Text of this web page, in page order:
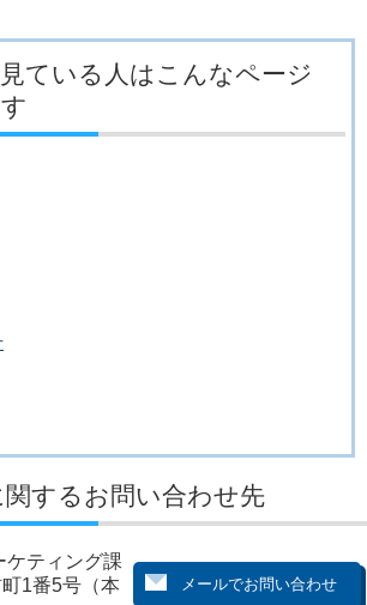
ている人はこんなページ
するお問い合わせ先
ケティング課
1番5号（本